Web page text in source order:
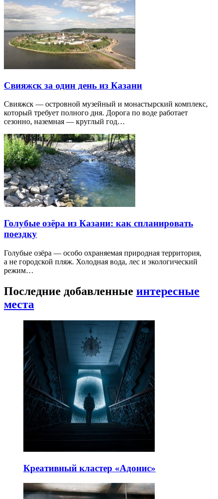
Свияжск за один день из Казани
Свияжск — островной музейный и монастырский комплекс,
который требует полного дня. Дорога по воде работает
сезонно, наземная — круглый год…
Голубые озёра из Казани: как спланировать
поездку
Голубые озёра — особо охраняемая природная территория,
а не городской пляж. Холодная вода, лес и экологический
режим…
Последние добавленные интересные
места
Креативный кластер «Адонис»